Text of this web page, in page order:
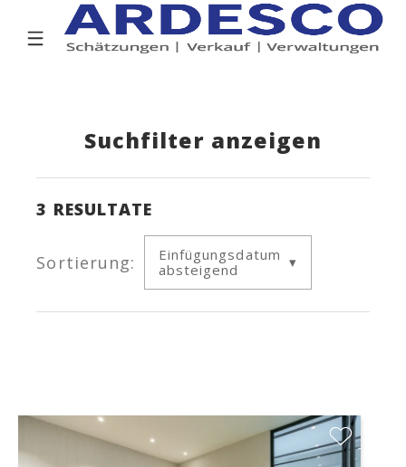
Suchfilter anzeigen
3 RESULTATE
Sortierung:
Einfügungsdatum
absteigend